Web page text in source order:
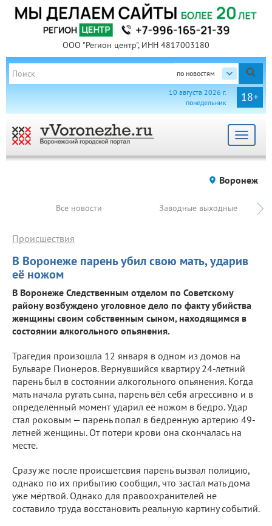
ООО "Регион центр", ИНН 4817003180
по новостям
18+
10 августа 2026 г.
понедельник
Toggle
Воронеж
Все новости Заводные выходные
В Воронеже парень убил свою мать, ударив
её ножом
Происшествия
В Воронеже Следственным отделом по Советскому
району возбуждено уголовное дело по факту убийства
женщины своим собственным сыном, находящимся в
состоянии алкогольного опьянения.
Трагедия произошла 12 января в одном из домов на
Бульваре Пионеров. Вернувшийся квартиру 24-летний
парень был в состоянии алкогольного опьянения. Когда
мать начала ругать сына, парень вёл себя агрессивно и в
определённый момент ударил её ножом в бедро. Удар
стал роковым — парень попал в бедренную артерию 49-
летней женщины. От потери крови она скончалась на
месте.
Сразу же после происшетсвия парень вызвал полицию,
однако по их прибытию сообщил, что застал мать дома
уже мёртвой. Однако для правоохранителей не
составило труда восстановить реальную картину событий.